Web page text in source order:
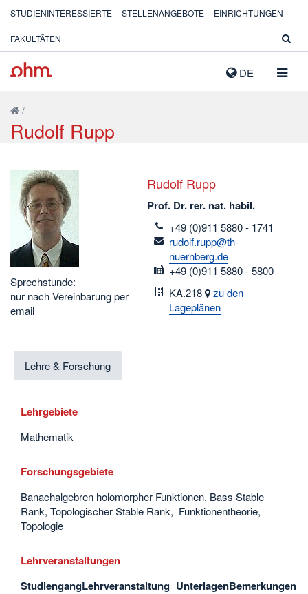
DE
STUDIENINTERESSIERTE STELLENANGEBOTE EINRICHTUNGEN
FAKULTÄTEN
/
Rudolf Rupp
Sprechstunde:
nur nach Vereinbarung per
email
Rudolf Rupp
Prof. Dr. rer. nat. habil.
telefon
+49 (0)911 5880 - 1741
email
rudolf.rupp@th-
nuernberg.de
fax
+49 (0)911 5880 - 5800
Raum
KA.218 zu den
Lageplänen
Lehre & Forschung
Lehrgebiete
Mathematik
Forschungsgebiete
Banachalgebren holomorpher Funktionen, Bass Stable
Rank, Topologischer Stable Rank, Funktionentheorie,
Topologie
Lehrveranstaltungen
StudiengangLehrveranstaltung UnterlagenBemerkungen